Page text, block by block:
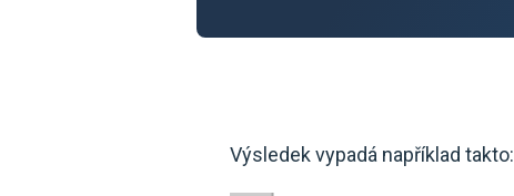
Výsledek vypadá například takto: